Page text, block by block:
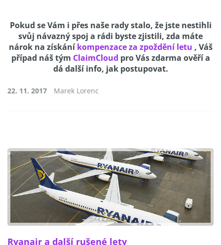
Pokud se Vám i přes naše rady stalo, že jste nestihli
svůj návazný spoj a rádi byste zjistili, zda máte
nárok na získáníkompenzace za zpoždění letu , Váš
případ náš tým ClaimCloud pro Vás zdarma ověří a
dá další info, jak postupovat.
22. 11. 2017 Marek Lorenc
Ryanair a další rušené lety